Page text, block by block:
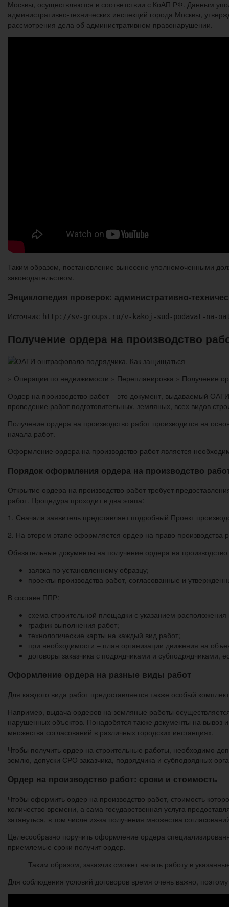
Москвы, осуществляются в соответствии с КоАП РФ. Данным
административно-технических инспекций города Москвы,
рассмотрения дела об административном правонарушении.
Таким образом, постановление вынесено уполномоченными
законодательством.
Энциклопедия проверок: административно-
Источник: http://sv-groups.ru/v-kakoj-sud-podavat-na-
Получение ордера на производство
» Операции по недвижимости » Перепланировка » Получение
Ордер на производство работ – это документ, выдаваемый
проведение работ подготовительных, земляных, всех видов
Получение ордера на производство работ производится на
начала работ.
Оформление ордера на производство работ является
Порядок оформления ордера на производство
Открытие ордера на производство работ требует
работ. Процедура проходит в два этапа:
1. Сначала заявитель представляет подробный Проект
2. На втором этапе оформляется ордер на право производства
Обязательные документы на получение ордера на
заявка по установленному образцу;
проекты производства работ, согласованные и
В составе ППР:
схема строительной площадки с указанием
график выполнения работ;
технологические карты на каждый вид работ;
при необходимости – план организации движения на
договоры заказчика с подрядчиками и субподрядчиками,
Оформление ордера на разные виды работ
Для каждого вида работ предоставляется также особый
Например, выдача ордеров на земляные работы
нарушенных объектов. Понадобятся также документы на
множества согласований в различных городских инстанциях.
Чтобы получить ордер на строительные работы, необходимо
землю, допуски СРО заказчика, подрядчика и субподрядных
Ордер на производство работ: сроки и стоимость
Чтобы оформить ордер на производство работ, стоимость
количество времени, а сама государственная услуга
затянуться, в том числе из-за получения множества
Целесообразно поручить оформление ордера
приемлемые сроки получит ордер.
Таким образом, заказчик сможет начать работу в
Для соблюдения условий договоров время очень важно,